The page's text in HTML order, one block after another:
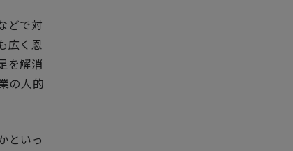
どで対
広く恩
を解消
の人的
といっ